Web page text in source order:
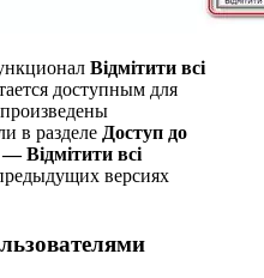
Відмітити всі
доступным для
в разделе Доступ до
Відмітити всі
версиях